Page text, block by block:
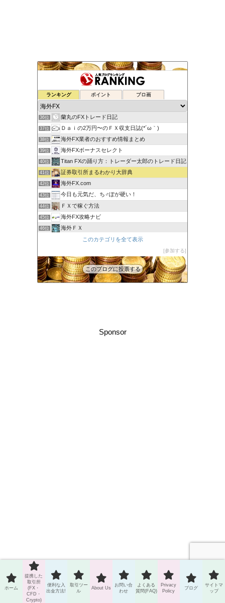
ランキング ポイント ブロ画
34位 元FX業者による必勝システムトレード！
35位
36位 蘭丸のFXトレード日記
37位 Ｄａｉの2万円〜のＦＸ収支日誌(*´ω｀)
38位 海外FX業者のおすすめ情報まとめ
39位 海外FXボーナスセレクト
40位 Titan FXの踊り方：トレーダー太郎のトレード日記
41位 証券取引所まるわかり大辞典
42位 海外FX.com
43位 今日も元気だ、ち♂ぽが硬い！
44位 ＦＸで稼ぐ方法
45位 海外FX攻略ナビ
46位 海外ＦＸ
XM口座開設方法2022
このカテゴリを全て表示
参加する
このブログに投票する
Sponsor
プロフィール
ホーム
提携した
取引所
(FX・
CFD・
Crypto)
便利な入
出金方法!
取引ツー
ル
About Us
お問い合
わせ
よくある
質問(FAQ)
Privacy
Policy
ブログ
サイトマ
ップ